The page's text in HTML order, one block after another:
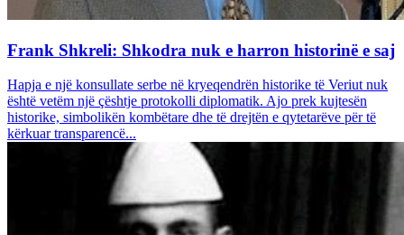
Frank Shkreli: Shkodra nuk e harron historinë e saj
Hapja e një konsullate serbe në kryeqendrën historike të Veriut nuk
është vetëm një çështje protokolli diplomatik. Ajo prek kujtesën
historike, simbolikën kombëtare dhe të drejtën e qytetarëve për të
kërkuar transparencë...